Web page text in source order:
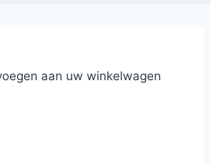
aan uw winkelwagen